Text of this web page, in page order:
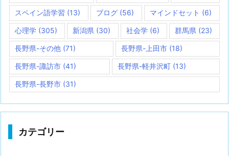
スペイン語学習 (13) ブログ (56) マインドセット (6)
心理学 (305) 新潟県 (30) 社会学(6) 群馬県(23)
長野県-その他 (71) 長野県-上田市(18)
長野県-諏訪市 (41) 長野県-軽井沢町 (13)
長野県-長野市 (31)
カテゴリー